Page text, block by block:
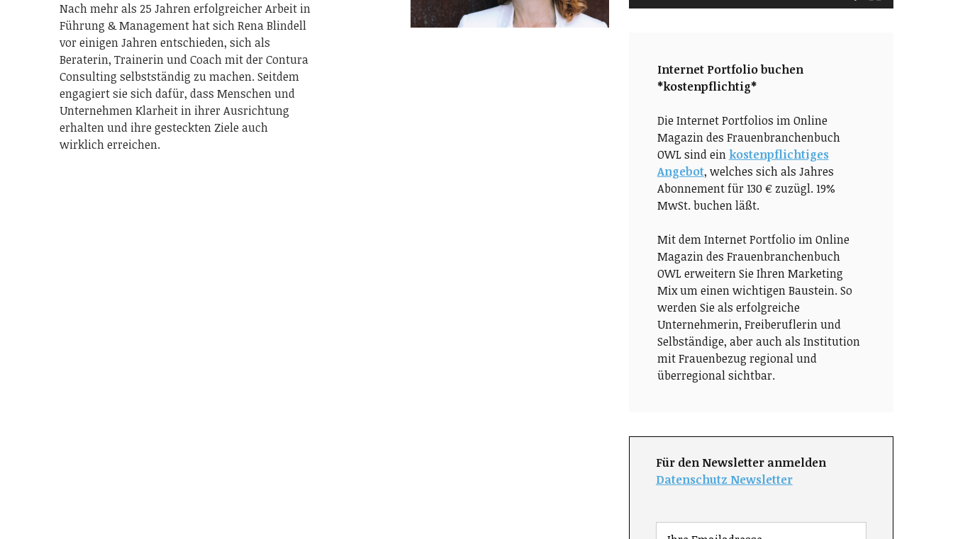
Nach mehr als 25 Jahren erfolgreicher Arbeit in
Führung & Management hat sich Rena Blindell
vor einigen Jahren entschieden, sich als
Beraterin, Trainerin und Coach mit der Contura
Consulting selbstständig zu machen. Seitdem
engagiert sie sich dafür, dass Menschen und
Unternehmen Klarheit in ihrer Ausrichtung
erhalten und ihre gesteckten Ziele auch
wirklich erreichen.
Internet Portfolio buchen
*kostenpflichtig*
Die Internet Portfolios im Online
Magazin des Frauenbranchenbuch
OWL sind ein kostenpflichtiges
Angebot, welches sich als Jahres
Abonnement für 130 € zuzügl. 19%
MwSt. buchen läßt.
Mit dem Internet Portfolio im Online
Magazin des Frauenbranchenbuch
OWL erweitern Sie Ihren Marketing
Mix um einen wichtigen Baustein. So
werden Sie als erfolgreiche
Unternehmerin, Freiberuflerin und
Selbständige, aber auch als Institution
mit Frauenbezug regional und
überregional sichtbar.
Für den Newsletter anmelden
Datenschutz Newsletter